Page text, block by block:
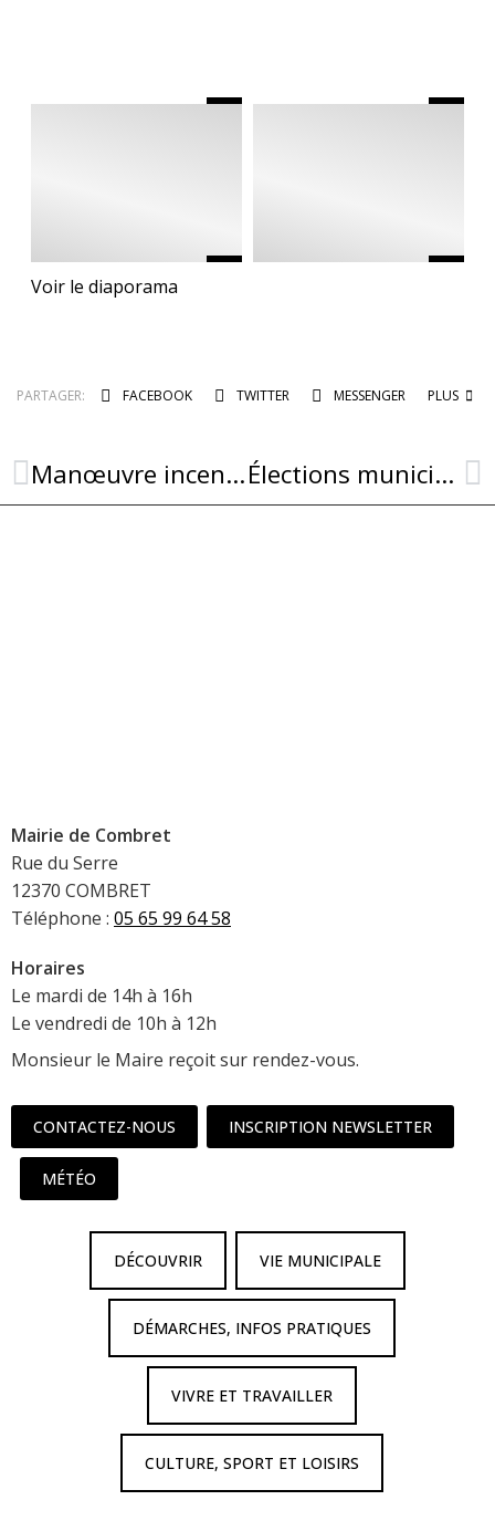
Voir le diaporama
PARTAGER: FACEBOOK TWITTER MESSENGER PLUS
Manœuvre incendie – Information à la population Élections municipales 2026 à Combret
Mairie de Combret
Rue du Serre
12370 COMBRET
Téléphone : 05 65 99 64 58
Horaires
Le mardi de 14h à 16h
Le vendredi de 10h à 12h
Monsieur le Maire reçoit sur rendez-vous.
CONTACTEZ-NOUS INSCRIPTION NEWSLETTER
MÉTÉO
DÉCOUVRIR VIE MUNICIPALE
DÉMARCHES, INFOS PRATIQUES
VIVRE ET TRAVAILLER
CULTURE, SPORT ET LOISIRS